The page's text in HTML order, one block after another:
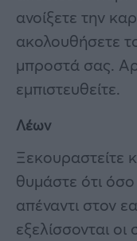
ανοίξετε την
ακολουθήσετε
μπροστά σας.
εμπιστευθείτε.
Λέων
Ξεκουραστείτε
θυμάστε ότι όσο
απέναντι στον
εξελίσσονται